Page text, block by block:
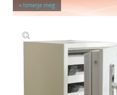
» Ismerje meg